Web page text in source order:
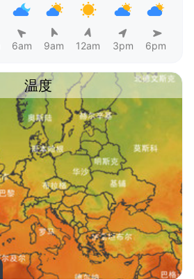
6am 9am 12am 3pm 6pm
温度